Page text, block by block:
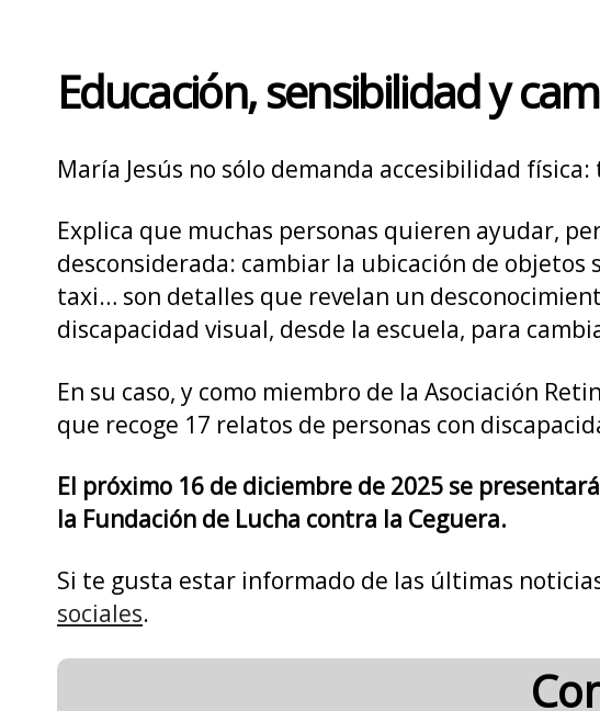
Educación, sensibilidad y
María Jesús no sólo demanda accesibilidad
Explica que muchas personas quieren ayudar,
desconsiderada: cambiar la ubicación de
taxi… son detalles que revelan un
discapacidad visual, desde la escuela, para
En su caso, y como miembro de la Asociación
que recoge 17 relatos de personas con
El próximo 16 de diciembre de 2025 se
la Fundación de Lucha contra la Ceguera.
Si te gusta estar informado de las últimas
sociales.